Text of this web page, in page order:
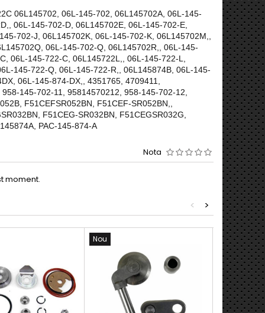
06L145702, 06L-145-702, 06L145702A, 06L-145-
06L-145-702-D, 06L145702E, 06L-145-702-E,
702-J, 06L145702K, 06L-145-702-K, 06L145702M,,
06L-145-702-Q, 06L145702R,, 06L-145-
06L-145-722-C, 06L145722L,, 06L-145-722-L,
145-722-Q, 06L-145-722-R,, 06L145874B, 06L-145-
06L-145-874-DX,, 4351765, 4709411,
145-702-11, 95814570212, 958-145-702-12,
F51CEFSR052BN, F51CEF-SR052BN,,
F51CEG-SR032BN, F51CEGSR032G,
PAC-145-874-A
Nota
moment.
>
<
Nou Nou